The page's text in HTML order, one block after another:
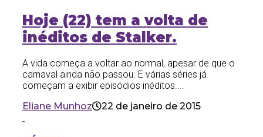
Hoje (22) tem a volta de
inéditos de Stalker.
A vida começa a voltar ao normal, apesar de que o
carnaval ainda não passou. E várias séries já
começam a exibir episódios inéditos....
Eliane Munhoz
22 de janeiro de 2015